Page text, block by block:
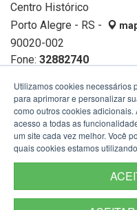
Centro Histórico
Porto Alegre - RS -
90020-002
Fone: 32882740
Utilizamos cookies necessários
para aprimorar e personalizar
como outros cookies adicionais.
acesso a todas as
um site cada vez melhor. Você
quais cookies estamos